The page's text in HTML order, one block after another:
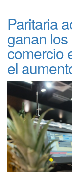
Paritaria
ganan
comercio
el